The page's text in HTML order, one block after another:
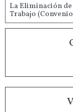
La Eliminación
Trabajo